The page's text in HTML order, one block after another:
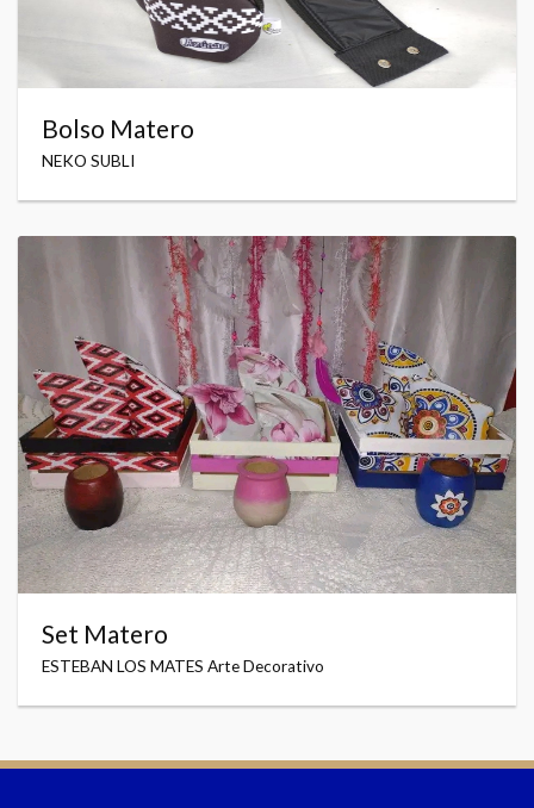
Bolso Matero
NEKO SUBLI
Set Matero
ESTEBAN LOS MATES Arte Decorativo